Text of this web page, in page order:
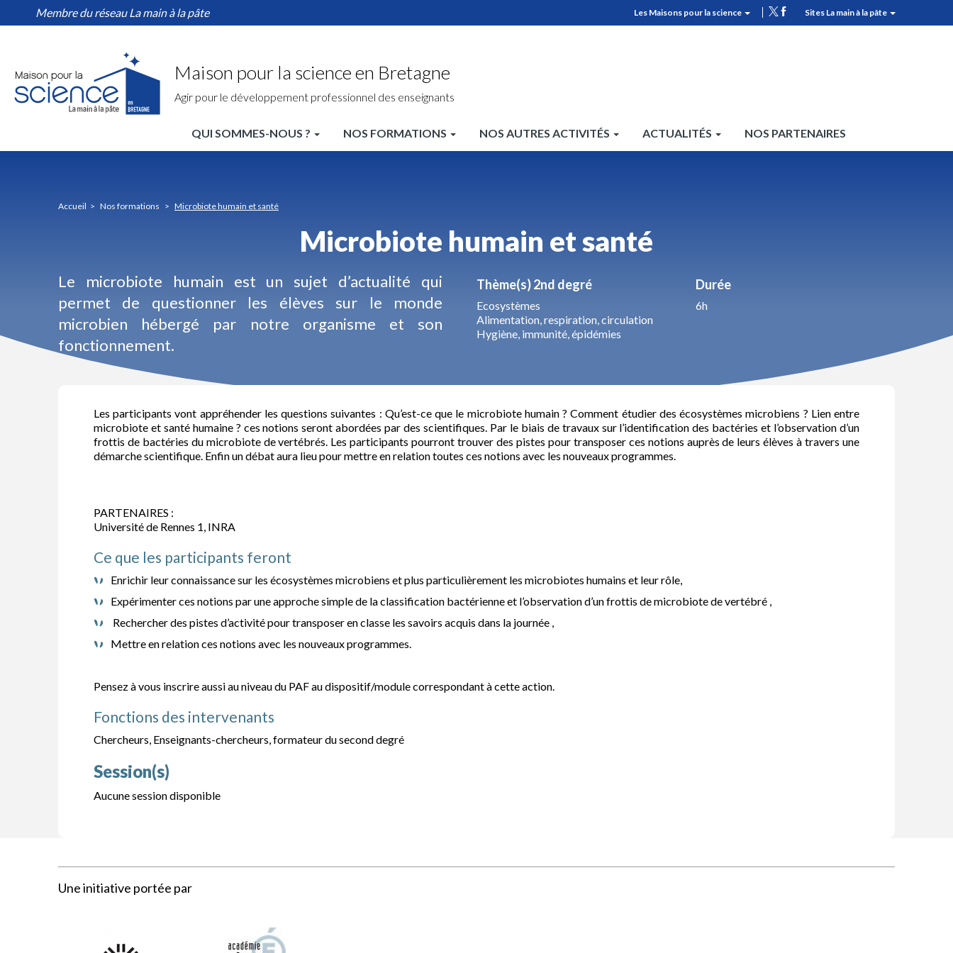
MicrobioteMembre du réseau La main à la pâte
MPLS
Les Maisons pour la science Sites La main à la pâte
Maison pour la science en Bretagne
Agir pour le développement professionnel des enseignants
MPLS
Nav
QUI SOMMES-NOUS ? NOS FORMATIONS NOS AUTRES ACTIVITÉS ACTUALITÉS NOS PARTENAIRES
Accueil Nos formations Microbiote humain et santé
Microbiote humain et santé
Le microbiote humain est un sujet d’actualité qui
permet de questionner les élèves sur le monde
microbien hébergé par notre organisme et son
fonctionnement.
Thème(s) 2nd degré
Ecosystèmes
Alimentation, respiration, circulation
Hygiène, immunité, épidémies
Durée
6h
Les participants vont appréhender les questions suivantes : Qu’est-ce que le microbiote humain ? Comment étudier des écosystèmes microbiens ? Lien entre
microbiote et santé humaine ? ces notions seront abordées par des scientifiques. Par le biais de travaux sur l’identification des bactéries et l’observation d’un
frottis de bactéries du microbiote de vertébrés. Les participants pourront trouver des pistes pour transposer ces notions auprès de leurs élèves à travers une
démarche scientifique. Enfin un débat aura lieu pour mettre en relation toutes ces notions avec les nouveaux programmes.
PARTENAIRES :
Université de Rennes 1, INRA
Ce que les participants feront
Enrichir leur connaissance sur les écosystèmes microbiens et plus particulièrement les microbiotes humains et leur rôle,
Expérimenter ces notions par une approche simple de la classification bactérienne et l’observation d’un frottis de microbiote de vertébré ,
Rechercher des pistes d’activité pour transposer en classe les savoirs acquis dans la journée ,
Mettre en relation ces notions avec les nouveaux programmes.
Pensez à vous inscrire aussi au niveau du PAF au dispositif/module correspondant à cette action.
Fonctions des intervenants
Chercheurs, Enseignants-chercheurs, formateur du second degré
Session(s)
Aucune session disponible
Une initiative portée par